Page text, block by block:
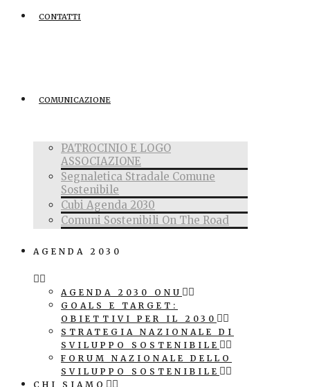
CONTATTI
COMUNICAZIONE
PATROCINIO E LOGO
ASSOCIAZIONE
Segnaletica Stradale Comune
Sostenibile
Cubi Agenda 2030
Comuni Sostenibili On The Road
AGENDA 2030
AGENDA 2030 ONU
GOALS E TARGET:
OBIETTIVI PER IL 2030
STRATEGIA NAZIONALE DI
SVILUPPO SOSTENIBILE
FORUM NAZIONALE DELLO
SVILUPPO SOSTENIBILE
CHI SIAMO